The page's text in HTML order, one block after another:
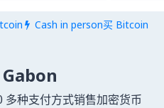
 Cash in person买 Bitcoin
多种支付方式销售加密货币